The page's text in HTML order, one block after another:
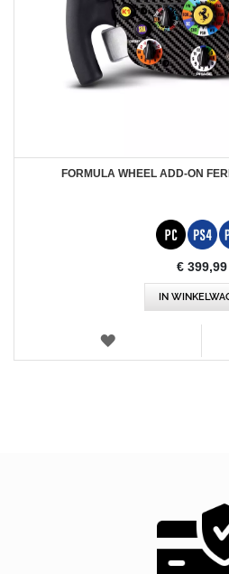
FORMULA WHEEL ADD-ON
€ 399,99
IN
VERLANGLIJST